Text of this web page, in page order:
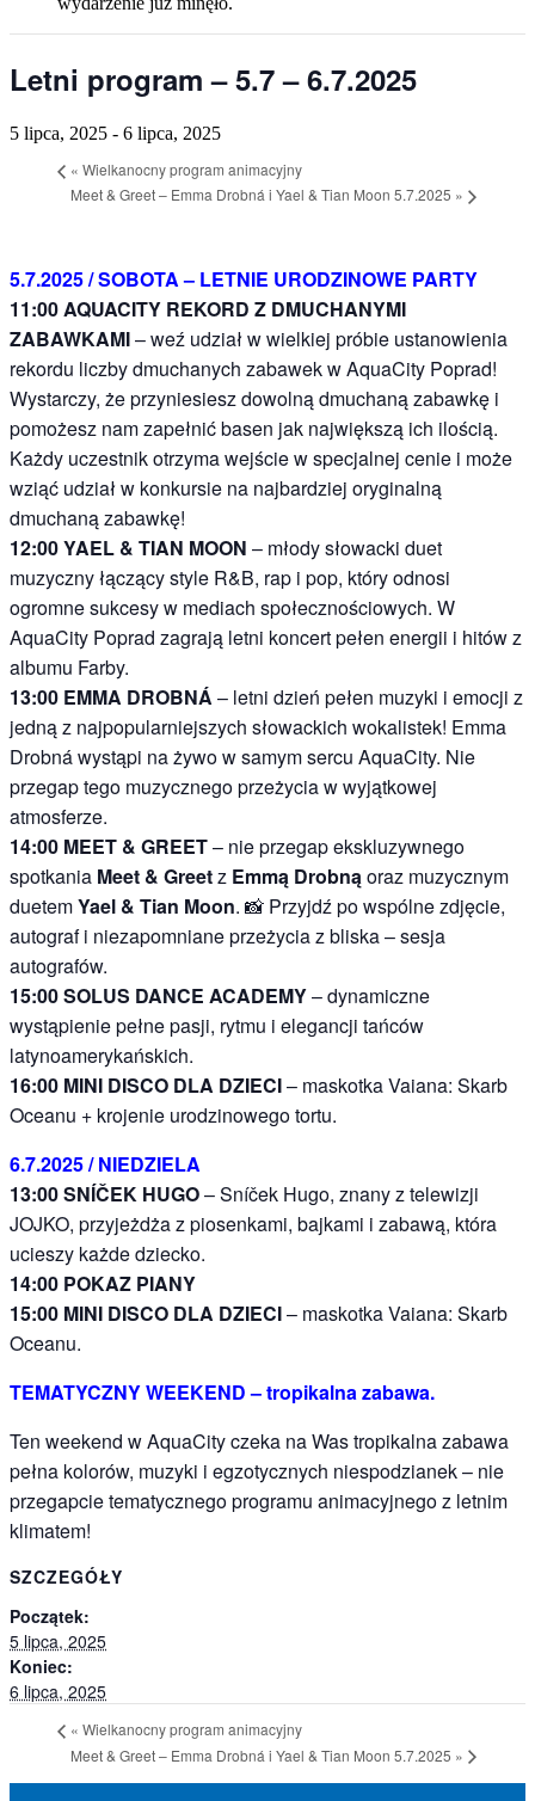
Letni program – 5.7 – 6.7.2025
5 lipca, 2025 - 6 lipca, 2025
« Wielkanocny program animacyjny
Meet & Greet – Emma Drobná i Yael & Tian Moon 5.7.2025 »
5.7.2025 / SOBOTA – LETNIE URODZINOWE PARTY
11:00 AQUACITY REKORD Z DMUCHANYMI
ZABAWKAMI– weź udział w wielkiej próbie ustanowienia
rekordu liczby dmuchanych zabawek w AquaCity Poprad!
Wystarczy, że przyniesiesz dowolną dmuchaną zabawkę i
pomożesz nam zapełnić basen jak największą ich ilością.
Każdy uczestnik otrzyma wejście w specjalnej cenie i może
wziąć udział w konkursie na najbardziej oryginalną
dmuchaną zabawkę!
12:00 YAEL & TIAN MOON – młody słowacki duet
muzyczny łączący style R&B, rap i pop, który odnosi
ogromne sukcesy w mediach społecznościowych. W
AquaCity Poprad zagrają letni koncert pełen energii i hitów z
albumu Farby.
13:00 EMMA DROBNÁ – letni dzień pełen muzyki i emocji z
jedną z najpopularniejszych słowackich wokalistek! Emma
Drobná wystąpi na żywo w samym sercu AquaCity. Nie
przegap tego muzycznego przeżycia w wyjątkowej
atmosferze.
14:00 MEET & GREET– nie przegap ekskluzywnego
spotkania Meet & Greetz Emmą Drobnąoraz muzycznym
duetemYael & Tian Moon. 📸 Przyjdź po wspólne zdjęcie,
autograf i niezapomniane przeżycia z bliska – sesja
autografów.
15:00 SOLUS DANCE ACADEMY– dynamiczne
wystąpienie pełne pasji, rytmu i elegancji tańców
latynoamerykańskich.
16:00 MINI DISCO DLA DZIECI– maskotka Vaiana: Skarb
Oceanu + krojenie urodzinowego tortu.
6.7.2025 / NIEDZIELA
13:00 SNÍČEK HUGO– Sníček Hugo, znany z telewizji
JOJKO, przyjeżdża z piosenkami, bajkami i zabawą, która
ucieszy każde dziecko.
14:00 POKAZ PIANY
15:00 MINI DISCO DLA DZIECI– maskotka Vaiana: Skarb
Oceanu.
TEMATYCZNY WEEKEND – tropikalna zabawa.
Ten weekend w AquaCity czeka na Was tropikalna zabawa
pełna kolorów, muzyki i egzotycznych niespodzianek – nie
przegapcie tematycznego programu animacyjnego z letnim
klimatem!
SZCZEGÓŁY
Początek:
5 lipca, 2025
Koniec:
6 lipca, 2025
« Wielkanocny program animacyjny
Meet & Greet – Emma Drobná i Yael & Tian Moon 5.7.2025 »